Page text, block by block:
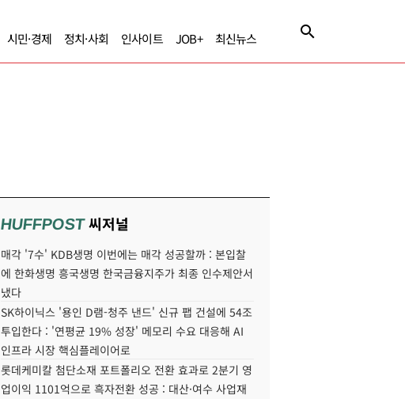
시민·경제 정치·사회 인사이트 JOB+ 최신뉴스
HUFFPOST씨저널
매각 '7수' KDB생명 이번에는 매각 성공할까 : 본입찰
에 한화생명 흥국생명 한국금융지주가 최종 인수제안서
냈다
SK하이닉스 '용인 D램-청주 낸드' 신규 팹 건설에 54조
투입한다 : '연평균 19% 성장' 메모리 수요 대응해 AI
인프라 시장 핵심플레이어로
롯데케미칼 첨단소재 포트폴리오 전환 효과로 2분기 영
업이익 1101억으로 흑자전환 성공 : 대산·여수 사업재